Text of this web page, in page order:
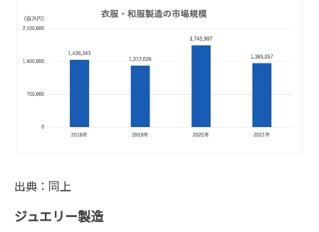
出典：同上
ジュエリー製造